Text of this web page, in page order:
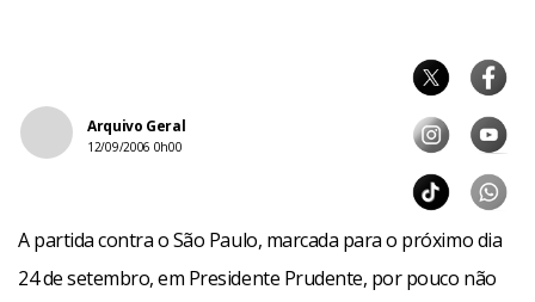
Arquivo Geral
12/09/2006 0h00
A partida contra o São Paulo, marcada para o próximo dia
24 de setembro, em Presidente Prudente, por pouco não